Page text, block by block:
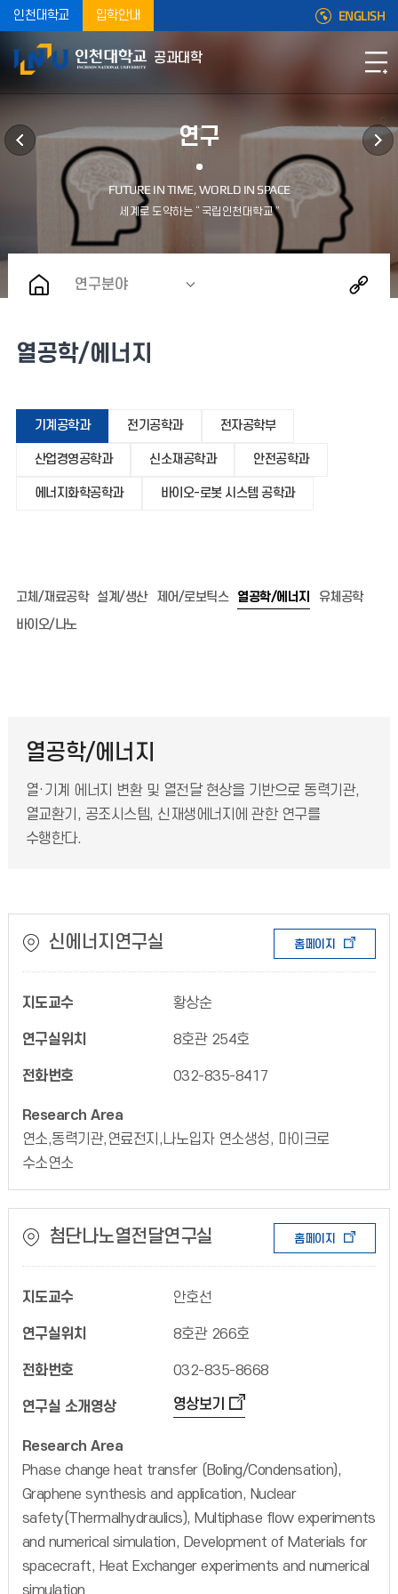
인천대학교 입학안내 ENGLISH
공과대학
연구
연구분야
열공학/에너지
기계공학과 전기공학과 전자공학부
산업경영공학과 신소재공학과 안전공학과
에너지화학공학과 바이오-로봇 시스템 공학과
고체/재료공학 설계/생산 제어/로보틱스 열공학/에너지
유체공학
바이오/나노
열공학/에너지
열·기계 에너지 변환 및 열전달 현상을 기반으로 동력기관,
열교환기, 공조시스템, 신재생에너지에 관한 연구를
수행한다.
신에너지연구실 홈페이지
지도교수 황상순
연구실위치 8호관 254호
전화번호 032-835-8417
Research Area
연소,동력기관,연료전지,나노입자 연소생성, 마이크로
수소연소
첨단나노열전달연구실 홈페이지
지도교수 안호선
연구실위치 8호관 266호
전화번호 032-835-8668
연구실 소개영상 영상보기
Research Area
Phase change heat transfer (Boling/Condensation),
Graphene synthesis and application, Nuclear
safety(Thermalhydraulics), Multiphase flow experiments
and numerical simulation, Development of Materials for
spacecraft, Heat Exchanger experiments and numerical
simulation